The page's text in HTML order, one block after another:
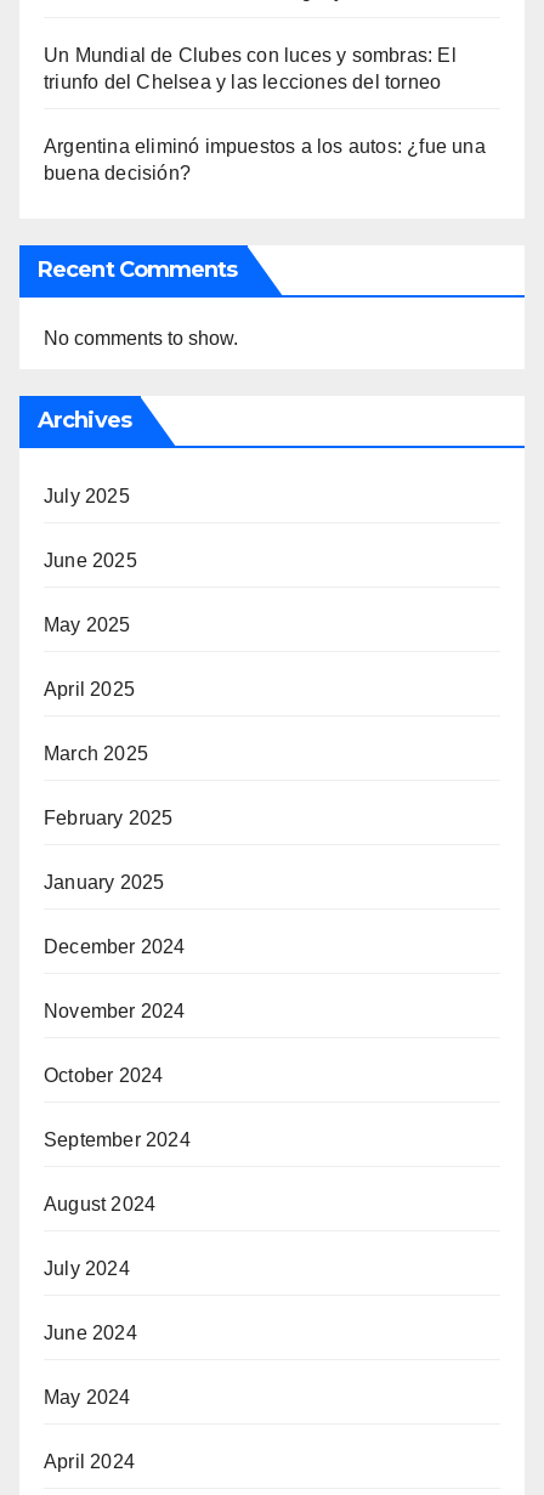
Un Mundial de Clubes con luces y sombras: El
triunfo del Chelsea y las lecciones del torneo
Argentina eliminó impuestos a los autos: ¿fue una
buena decisión?
Recent Comments
No comments to show.
Archives
July 2025
June 2025
May 2025
April 2025
March 2025
February 2025
January 2025
December 2024
November 2024
October 2024
September 2024
August 2024
July 2024
June 2024
May 2024
April 2024